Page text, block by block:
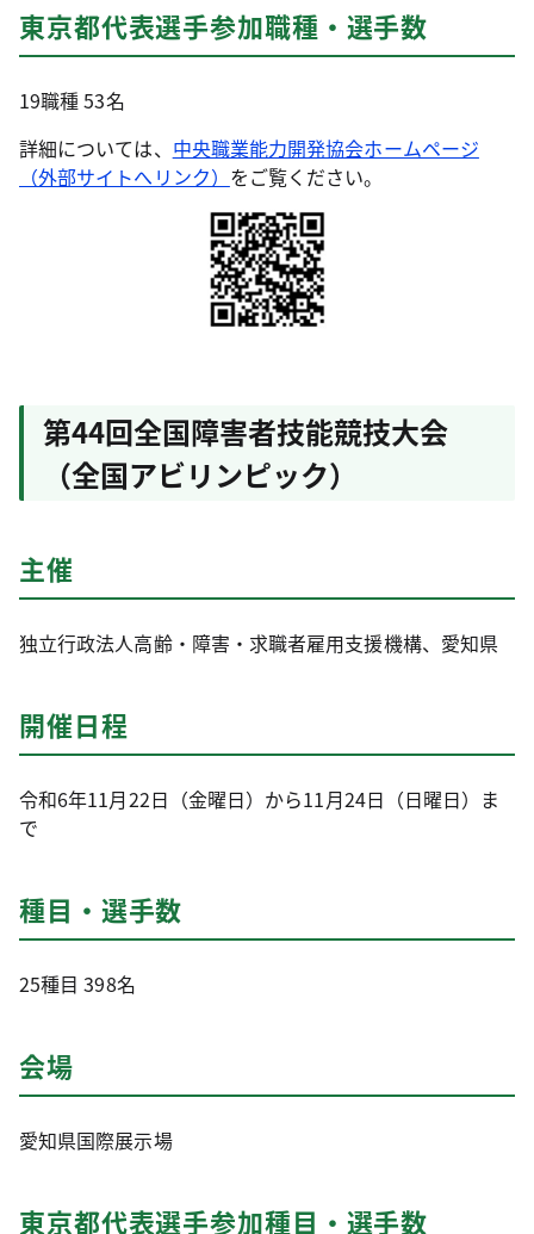
東京都代表選手参加職種・選手数
19職種 53名
詳細については、 中央職業能力開発協会ホームページ
（外部サイトへリンク） をご覧ください。
第44回全国障害者技能競技大会
（全国アビリンピック）
主催
独立行政法人高齢・障害・求職者雇用支援機構、愛知県
開催日程
令和6年11月22日（金曜日）から11月24日（日曜日）ま
で
種目・選手数
25種目 398名
会場
愛知県国際展示場
東京都代表選手参加種目・選手数